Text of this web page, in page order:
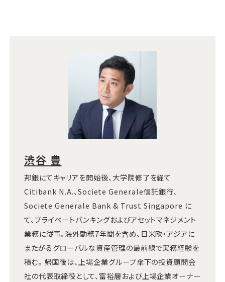
渋谷 豊
邦銀にてキャリアを開始後、大学院修了を経て
Citibank N.A.、Societe Generale信託銀行、
Societe Generale Bank & Trust Singapore に
て、プライベートバンキングおよびアセットマネジメント
業務に従事。海外勤務7年間を含め、日米欧・アジアに
またがるグローバルな資産管理の最前線で実務経験を
積む。 帰国後は、上場企業グループ傘下の投資顧問会
社の代表取締役として、富裕層および上場企業オーナー